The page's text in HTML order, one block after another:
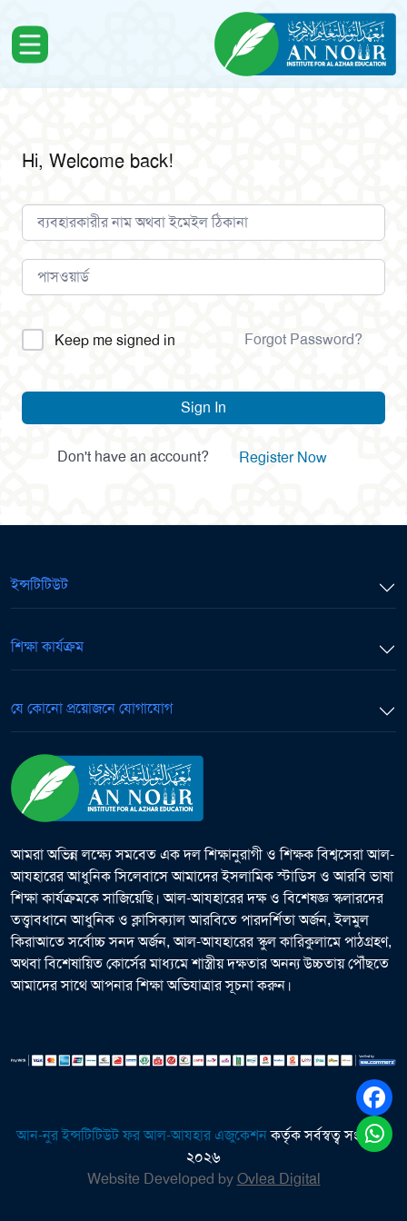
Hi, Welcome back!
Alternative:
Keep me signed in Forgot Password?
Sign In
Don't have an account? Register Now
ইন্সটিটিউট
শিক্ষা কার্যক্রম
যে কোনো প্রয়োজনে যোগাযোগ
আমরা অভিন্ন লক্ষ্যে সমবেত এক দল শিক্ষানুরাগী ও শিক্ষক বিশ্বসেরা আল-
আযহারের আধুনিক সিলেবাসে আমাদের ইসলামিক স্টাডিস ও আরবি ভাষা
শিক্ষা কার্যক্রমকে সাজিয়েছি। আল-আযহারের দক্ষ ও বিশেষজ্ঞ স্কলারদের
তত্ত্বাবধানে আধুনিক ও ক্লাসিক্যাল আরবিতে পারদর্শিতা অর্জন, ইলমুল
কিরাআতে সর্বোচ্চ সনদ অর্জন, আল-আযহারের স্কুল কারিকুলামে পাঠগ্রহণ,
অথবা বিশেষায়িত কোর্সের মাধ্যমে শাস্ত্রীয় দক্ষতার অনন্য উচ্চতায় পৌঁছতে
আমাদের সাথে আপনার শিক্ষা অভিযাত্রার সূচনা করুন।
আন-নুর ইন্সটিটিউট ফর আল-আযহার এজুকেশনকর্তৃক সর্বস্বত্ব সংরক্ষিত
২০২৬
Website Developed byOvlea Digital